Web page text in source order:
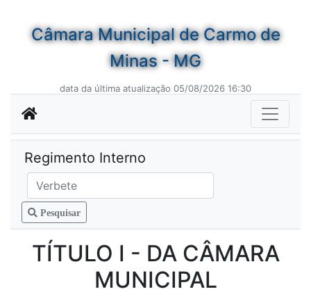
Câmara Municipal de Carmo de
Minas - MG
data da última atualização 05/08/2026 16:30
Regimento Interno
Pesquisar
TÍTULO I - DA CÂMARA
MUNICIPAL